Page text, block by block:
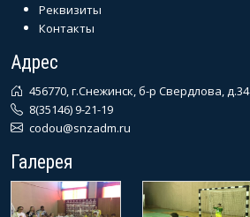
Реквизиты
Контакты
Адрес
456770, г.Снежинск, б-р Свердлова, д.34
8(35146) 9-21-19
codou@snzadm.ru
Галерея